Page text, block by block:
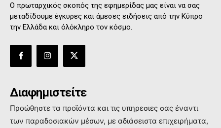
Ο πρωταρχικός σκοπός της εφημερίδας μας είναι να σας
μεταδίδουμε έγκυρες και άμεσες ειδήσεις από την Κύπρο
την Ελλάδα και όλόκληρο τον κόσμο.
Διαφημιστείτε
Προώθηστε τα προϊόντα και τις υπηρεσιες σας έναντι
των παραδοσιακών μέσων, με αδιάσειστα επιχειρήματα,